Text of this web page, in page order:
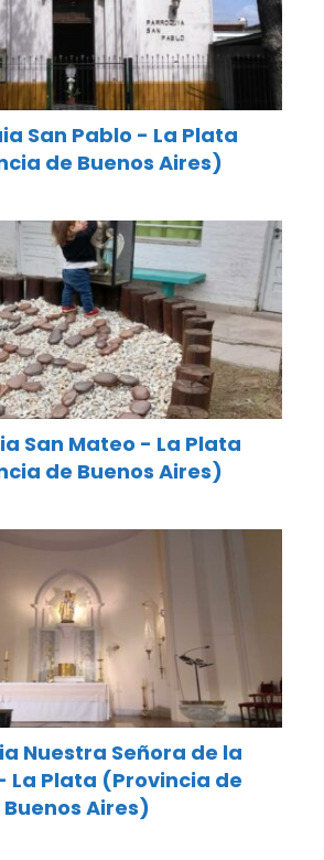
San Pablo - La Plata
de Buenos Aires)
San Mateo - La Plata
de Buenos Aires)
Nuestra Señora de la
La Plata (Provincia de
Buenos Aires)